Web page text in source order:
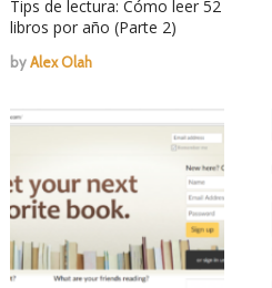
Tips de lectura: Cómo leer 52
libros por año (Parte 2)
byAlex Olah